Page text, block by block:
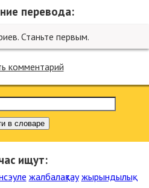
перевода:
Станьте первым.
комментарий
в словаре
ищут:
жалбалақтау жырындылық